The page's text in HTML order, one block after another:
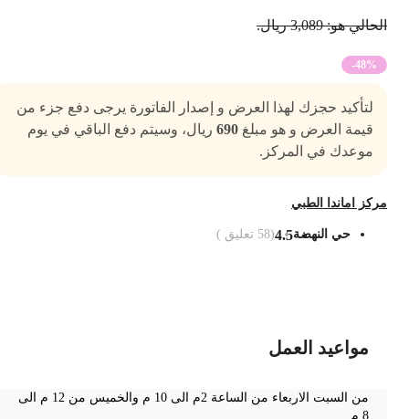
هو: 3,089 ريال.
-48%
لتأكيد حجزك لهذا العرض و إصدار الفاتورة يرجى دفع جزء من
قيمة العرض و هو مبلغ690 ريال، وسيتم دفع الباقي في يوم
موعدك في المركز.
اماندا الطبي
حي النهضة4.5
(
58تعليق )
مواعيد العمل
من السبت الاربعاء من الساعة 2م الى 10 م والخميس من 12 م الى